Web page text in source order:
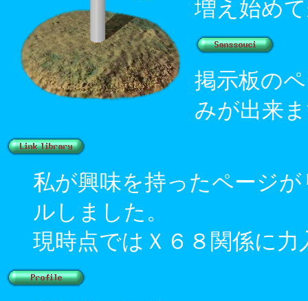
増え始め
掲示板の
みが出来
私が興味を持ったページ
ルしました。
現時点ではＸ６８関係に力